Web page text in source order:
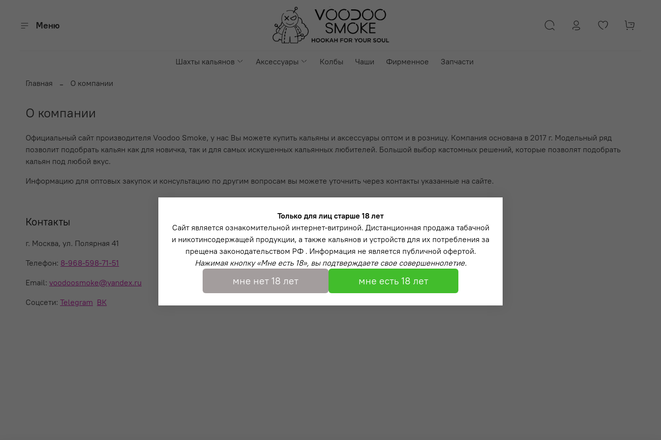
Меню
Шахты кальянов Аксессуары Колбы Чаши Фирменное Запчасти
Главная О компании
О компании
Официальный сайт производителя Voodoo Smoke, у нас Вы можете купить кальяны и аксессуары оптом и в розницу. Компания основана в 2017 г. Модельный ряд
позволит подобрать кальян как для новичка, так и для самых искушенных кальянных любителей. Большой выбор кастомных решений, которые позволят подобрать
кальян под любой вкус.
Информацию для оптовых закупок и консультацию по другим вопросам вы можете уточнить через контакты указанные на сайте.
Контакты
г. Москва, ул. Полярная 41
Телефон: 8-968-598-71-51
Email: voodoosmoke@yandex.ru
Соцсети: Telegram ВК
Только для лиц старше 18 лет
Сайт является ознакомительной интернет-витриной. Дистанционная продажа табачной
и никотинсодержащей продукции, а также кальянов и устройств для их потребления за
прещена законодательством РФ . Информация не является публичной офертой.
Нажимая кнопку «Мне есть 18», вы подтверждаете свое совершеннолетие.
мне нет 18 лет мне есть 18 лет